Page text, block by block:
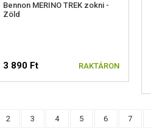
Bennon MERINO TREK zokni -
Zöld
3 890 Ft RAKTÁRON
2 3 4 5 6 7